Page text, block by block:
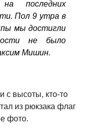
последних
Пол 9 утра в
мы достигли
не было
Мишин.
с высоты, кто-то
из рюкзака флаг
фото.